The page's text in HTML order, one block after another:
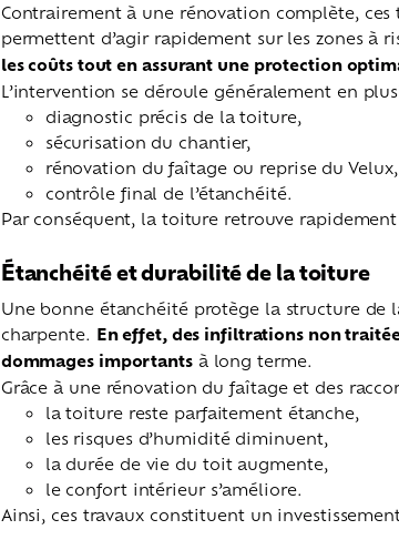
Contrairement à une rénovation complète, ces
permettent d’agir rapidement sur les zones à
les coûts tout en assurant une protection
L’intervention se déroule généralement en
diagnostic précis de la toiture,
sécurisation du chantier,
rénovation du faîtage ou reprise du Velux,
contrôle final de l’étanchéité.
Par conséquent, la toiture retrouve rapidement
Étanchéité et durabilité de la toiture
Une bonne étanchéité protège la structure de
charpente. En effet, des infiltrations non
dommages importantsà long terme.
Grâce à une rénovation du faîtage et des
la toiture reste parfaitement étanche,
les risques d’humidité diminuent,
la durée de vie du toit augmente,
le confort intérieur s’améliore.
Ainsi, ces travaux constituent un